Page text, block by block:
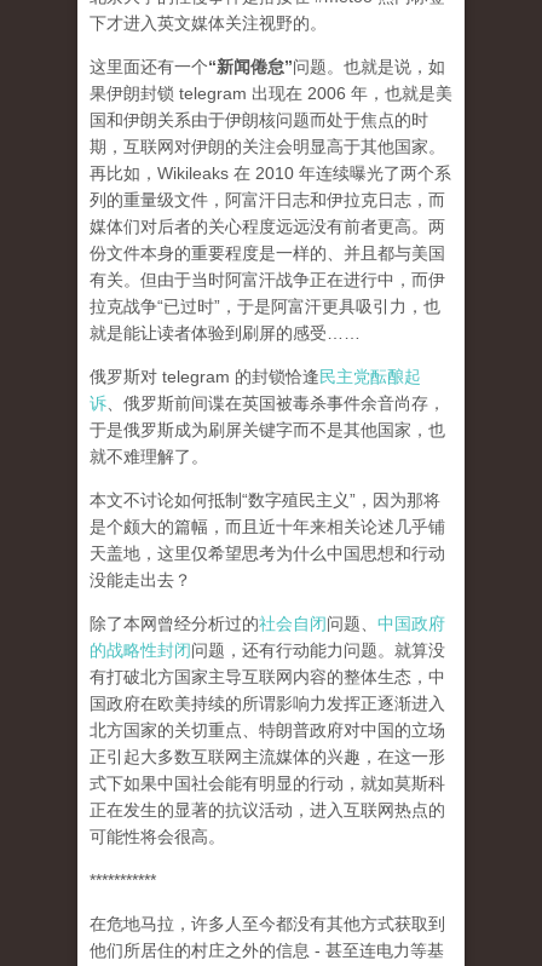
下才进入英文媒体关注视野的。
这里面还有一个“新闻倦怠”问题。也就是说，如
果伊朗封锁 telegram 出现在 2006 年，也就是美
国和伊朗关系由于伊朗核问题而处于焦点的时
期，互联网对伊朗的关注会明显高于其他国家。
再比如，Wikileaks 在 2010 年连续曝光了两个系
列的重量级文件，阿富汗日志和伊拉克日志，而
媒体们对后者的关心程度远远没有前者更高。两
份文件本身的重要程度是一样的、并且都与美国
有关。但由于当时阿富汗战争正在进行中，而伊
拉克战争“已过时”，于是阿富汗更具吸引力，也
就是能让读者体验到刷屏的感受……
俄罗斯对 telegram 的封锁恰逢民主党酝酿起
诉 、俄罗斯前间谍在英国被毒杀事件余音尚存，
于是俄罗斯成为刷屏关键字而不是其他国家，也
就不难理解了。
本文不讨论如何抵制“数字殖民主义”，因为那将
是个颇大的篇幅，而且近十年来相关论述几乎铺
天盖地，这里仅希望思考为什么中国思想和行动
没能走出去？
除了本网曾经分析过的社会自闭问题、 中国政府
的战略性封闭问题，还有行动能力问题。就算没
有打破北方国家主导互联网内容的整体生态，中
国政府在欧美持续的所谓影响力发挥正逐渐进入
北方国家的关切重点、特朗普政府对中国的立场
正引起大多数互联网主流媒体的兴趣，在这一形
式下如果中国社会能有明显的行动，就如莫斯科
正在发生的显著的抗议活动，进入互联网热点的
可能性将会很高。
***********
在危地马拉，许多人至今都没有其他方式获取到
他们所居住的村庄之外的信息 - 甚至连电力等基